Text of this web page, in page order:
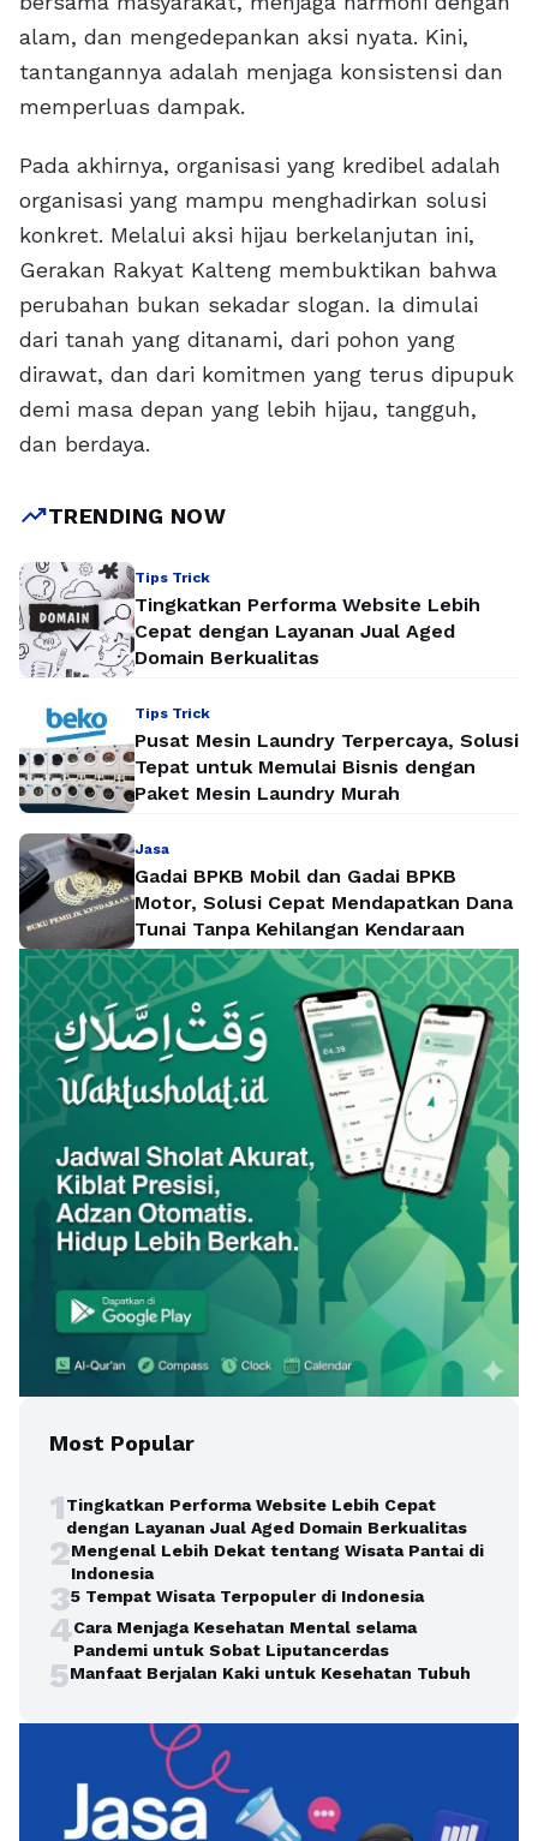
alam, dan mengedepankan aksi nyata. Kini,
tantangannya adalah menjaga konsistensi dan
memperluas dampak.
Pada akhirnya, organisasi yang kredibel adalah
organisasi yang mampu menghadirkan solusi
konkret. Melalui aksi hijau berkelanjutan ini,
Gerakan Rakyat Kalteng membuktikan bahwa
perubahan bukan sekadar slogan. Ia dimulai
dari tanah yang ditanami, dari pohon yang
dirawat, dan dari komitmen yang terus dipupuk
demi masa depan yang lebih hijau, tangguh,
dan berdaya.
trending_upTRENDING NOW
Tips Trick
Tingkatkan Performa Website Lebih
Cepat dengan Layanan Jual Aged
Domain Berkualitas
Tips Trick
Pusat Mesin Laundry Terpercaya, Solusi
Tepat untuk Memulai Bisnis dengan
Paket Mesin Laundry Murah
Jasa
Gadai BPKB Mobil dan Gadai BPKB
Motor, Solusi Cepat Mendapatkan Dana
Tunai Tanpa Kehilangan Kendaraan
Most Popular
1Tingkatkan Performa Website Lebih Cepat
dengan Layanan Jual Aged Domain Berkualitas
2Mengenal Lebih Dekat tentang Wisata Pantai di
Indonesia
35 Tempat Wisata Terpopuler di Indonesia
4Cara Menjaga Kesehatan Mental selama
Pandemi untuk Sobat Liputancerdas
5Manfaat Berjalan Kaki untuk Kesehatan Tubuh